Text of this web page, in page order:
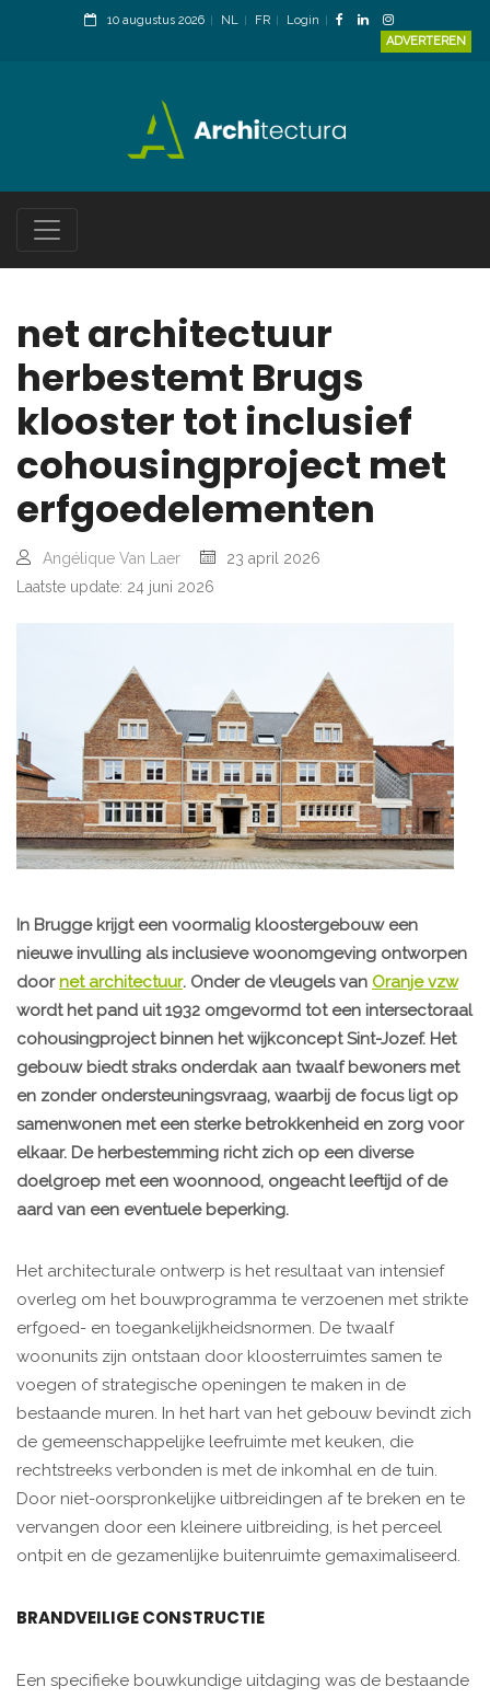
10 augustus 2026 NL FR
Login
ADVERTEREN
net architectuur
herbestemt Brugs
klooster tot inclusief
cohousingproject met
erfgoedelementen
Angélique Van Laer
23 april 2026
Laatste update: 24 juni 2026
In Brugge krijgt een voormalig kloostergebouw een
nieuwe invulling als inclusieve woonomgeving ontworpen
doornet architectuur. Onder de vleugels van Oranje vzw
wordt het pand uit 1932 omgevormd tot een intersectoraal
cohousingproject binnen het wijkconcept Sint-Jozef. Het
gebouw biedt straks onderdak aan twaalf bewoners met
en zonder ondersteuningsvraag, waarbij de focus ligt op
samenwonen met een sterke betrokkenheid en zorg voor
elkaar. De herbestemming richt zich op een diverse
doelgroep met een woonnood, ongeacht leeftijd of de
aard van een eventuele beperking.
Het architecturale ontwerp is het resultaat van intensief
overleg om het bouwprogramma te verzoenen met strikte
erfgoed- en toegankelijkheidsnormen. De twaalf
woonunits zijn ontstaan door kloosterruimtes samen te
voegen of strategische openingen te maken in de
bestaande muren. In het hart van het gebouw bevindt zich
de gemeenschappelijke leefruimte met keuken, die
rechtstreeks verbonden is met de inkomhal en de tuin.
Door niet-oorspronkelijke uitbreidingen af te breken en te
vervangen door een kleinere uitbreiding, is het perceel
ontpit en de gezamenlijke buitenruimte gemaximaliseerd.
BRANDVEILIGE CONSTRUCTIE
Een specifieke bouwkundige uitdaging was de bestaande